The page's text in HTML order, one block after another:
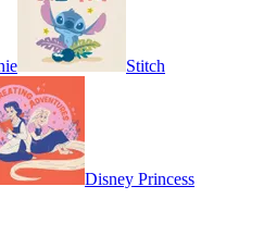
Stitch
Disney Princess